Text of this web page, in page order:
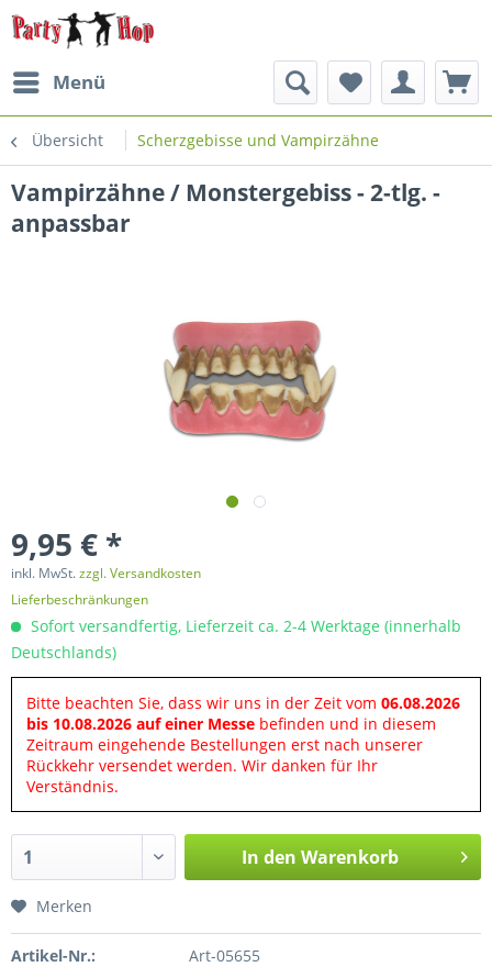
Menü
Übersicht Scherzgebisse und Vampirzähne
Vampirzähne / Monstergebiss - 2-tlg. -
anpassbar
9,95 € *
inkl. MwSt.zzgl. Versandkosten
Lieferbeschränkungen
Sofort versandfertig, Lieferzeit ca. 2-4 Werktage (innerhalb
Deutschlands)
Bitte beachten Sie, dass wir uns in der Zeit vom 06.08.2026
bis 10.08.2026 auf einer Messe befinden und in diesem
Zeitraum eingehende Bestellungen erst nach unserer
Rückkehr versendet werden. Wir danken für Ihr
Verständnis.
In den Warenkorb
Merken
Artikel-Nr.:
Art-05655